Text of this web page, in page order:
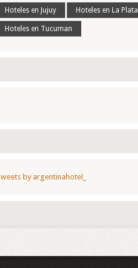
Hoteles en Jujuy Hoteles en La Plata
Hoteles en Tucuman
by argentinahotel_